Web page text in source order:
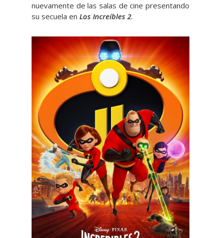
nuevamente de las salas de cine presentando
su secuela en Los Increíbles 2.